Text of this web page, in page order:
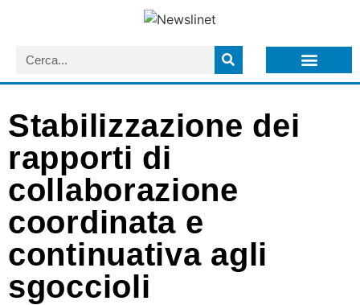
Stabilizzazione dei
rapporti di
collaborazione
coordinata e
continuativa agli
sgoccioli